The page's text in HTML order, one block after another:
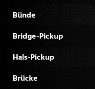
Bünde
Bridge-Pickup
Hals-Pickup
Brücke